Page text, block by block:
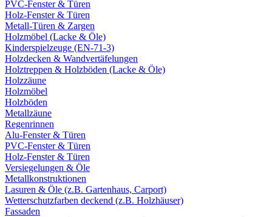
PVC-Fenster & Türen
Holz-Fenster & Türen
Metall-Türen & Zargen
Holzmöbel (Lacke & Öle)
Kinderspielzeuge (EN-71-3)
Holzdecken & Wandvertäfelungen
Holztreppen & Holzböden (Lacke & Öle)
Holzzäune
Holzmöbel
Holzböden
Metallzäune
Regenrinnen
Alu-Fenster & Türen
PVC-Fenster & Türen
Holz-Fenster & Türen
Versiegelungen & Öle
Metallkonstruktionen
Lasuren & Öle (z.B. Gartenhaus, Carport)
Wetterschutzfarben deckend (z.B. Holzhäuser)
Fassaden